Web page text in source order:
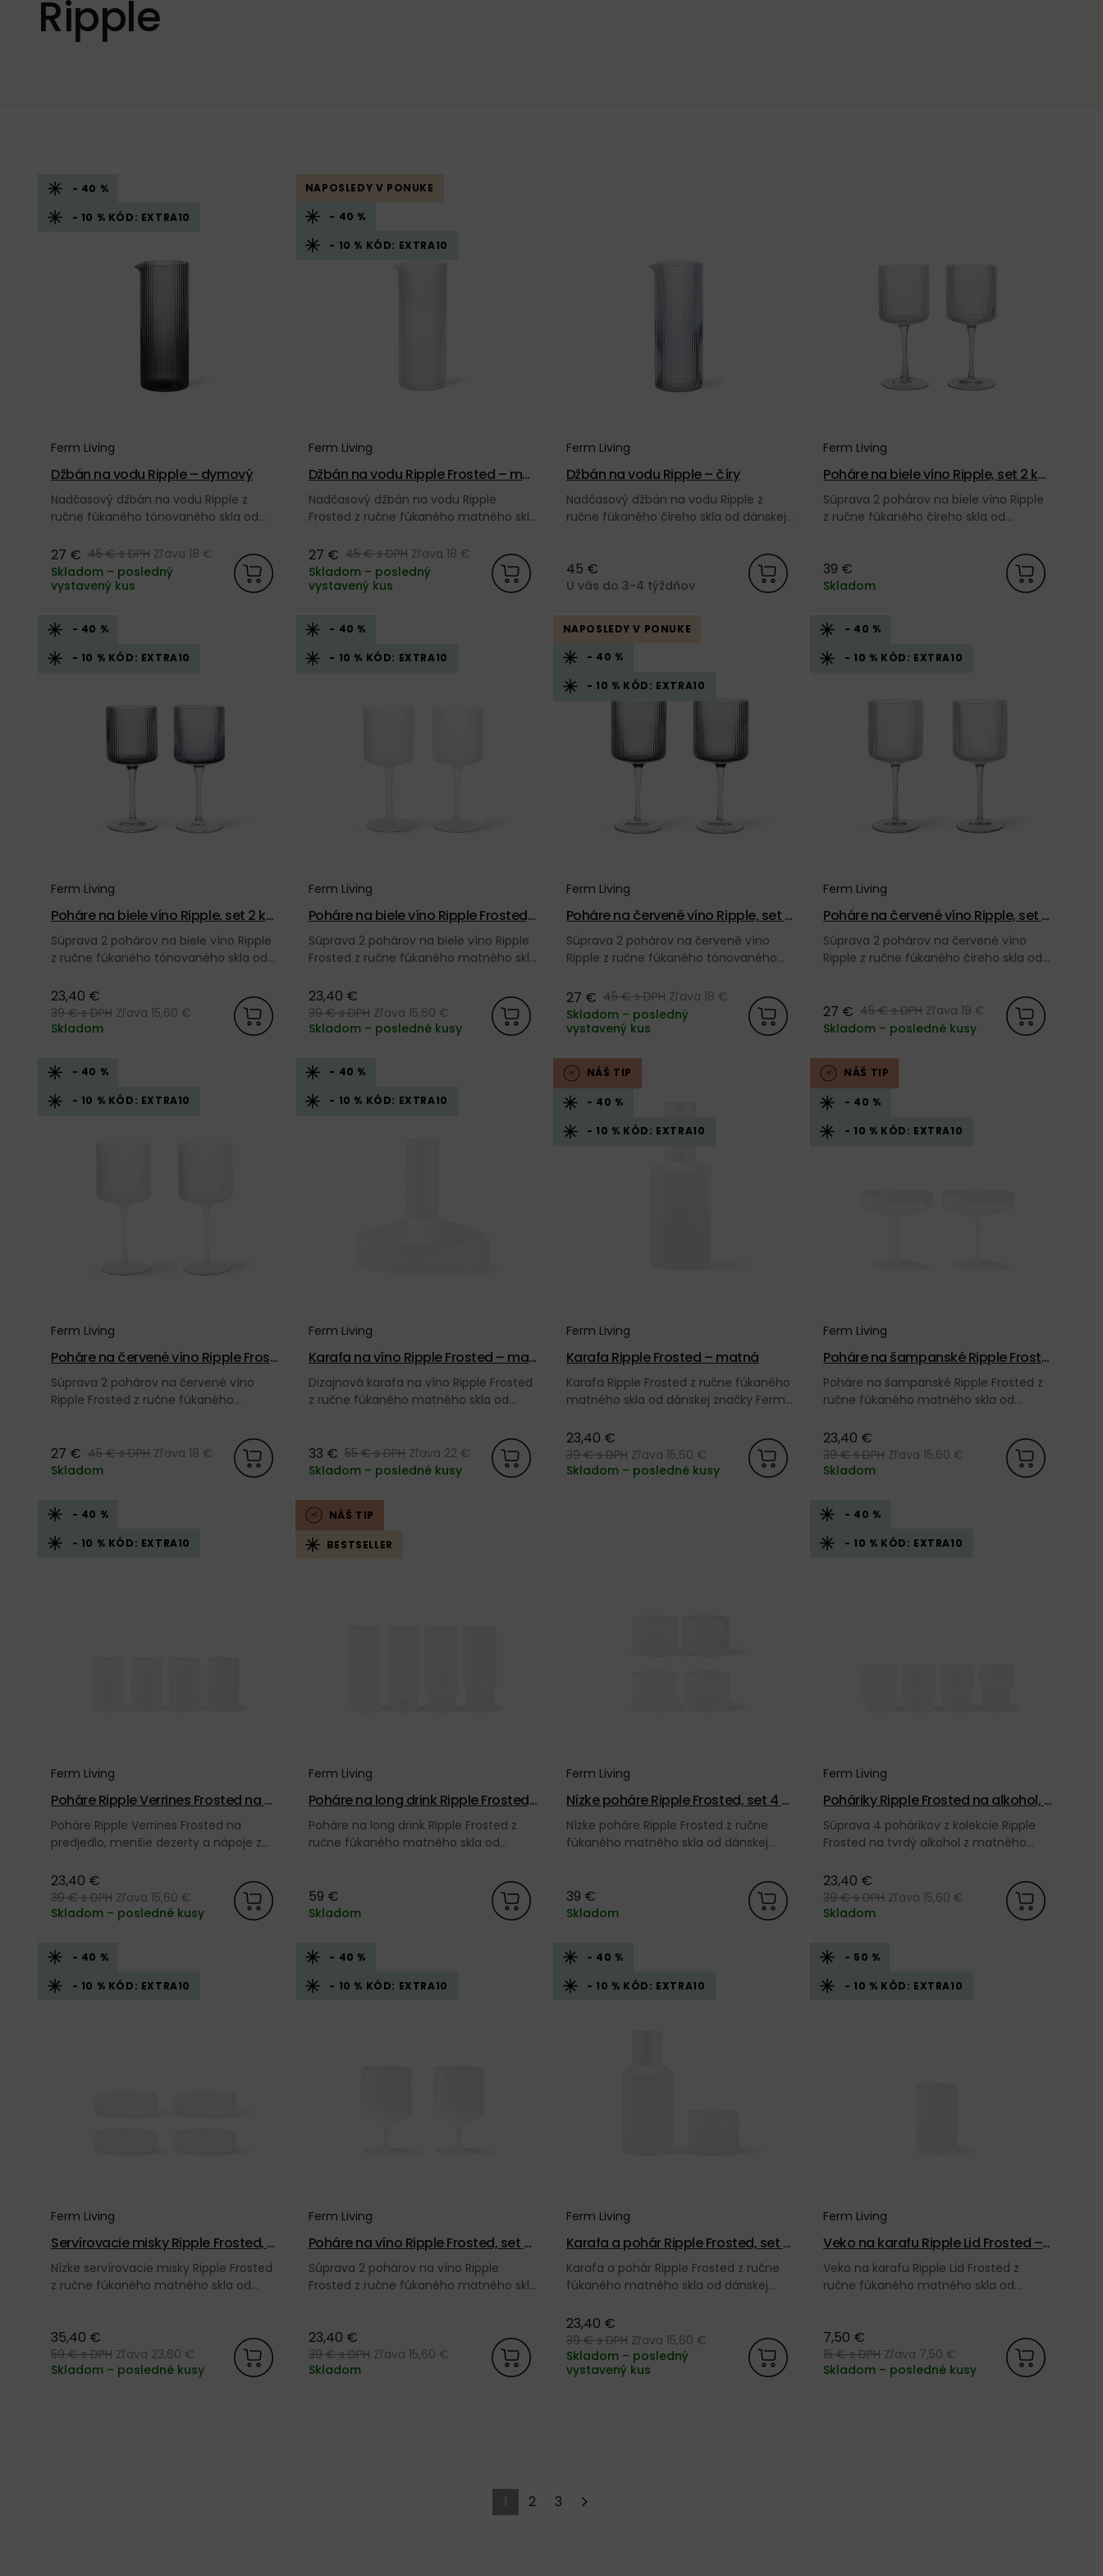
Ripple
- 40 %
- 10 % KÓD: EXTRA10
Ferm Living
Džbán na vodu Ripple – dymový
Nadčasový džbán na vodu Ripple z
ručne fúkaného tónovaného skla od
27 € 45 €s DPH Zľava 18 €
Skladom – posledný
vystavený kus
NAPOSLEDY V PONUKE
- 40 %
- 10 % KÓD: EXTRA10
Ferm Living
Džbán na vodu Ripple Frosted – mat
ný
Nadčasový džbán na vodu Ripple
Frosted z ručne fúkaného matného skla
27 € 45 €s DPH Zľava 18 €
Skladom – posledný
vystavený kus
Ferm Living
Džbán na vodu Ripple – číry
Nadčasový džbán na vodu Ripple z
ručne fúkaného číreho skla od dánskej
45 €
U vás do 3-4 týždňov
Ferm Living
Poháre na biele víno Ripple, set 2 ks
– číre
Súprava 2 pohárov na biele víno Ripple
z ručne fúkaného číreho skla od
39 €
Skladom
- 40 %
- 10 % KÓD: EXTRA10
Ferm Living
Poháre na biele víno Ripple, set 2 ks
– dymové
Súprava 2 pohárov na biele víno Ripple
z ručne fúkaného tónovaného skla od
23,40 €
39 €s DPH Zľava 15,60 €
Skladom
- 40 %
- 10 % KÓD: EXTRA10
Ferm Living
Poháre na biele víno Ripple Frosted,
set 2 ks – matné
Súprava 2 pohárov na biele víno Ripple
Frosted z ručne fúkaného matného skla
23,40 €
39 €s DPH Zľava 15,60 €
Skladom – posledné kusy
NAPOSLEDY V PONUKE
- 40 %
- 10 % KÓD: EXTRA10
Ferm Living
Poháre na červené víno Ripple, set 2
ks – dymové
Súprava 2 pohárov na červené víno
Ripple z ručne fúkaného tónovaného
27 € 45 €s DPH Zľava 18 €
Skladom – posledný
vystavený kus
- 40 %
- 10 % KÓD: EXTRA10
Ferm Living
Poháre na červené víno Ripple, set 2
ks – číre
Súprava 2 pohárov na červené víno
Ripple z ručne fúkaného číreho skla od
27 € 45 €s DPH Zľava 18 €
Skladom – posledné kusy
- 40 %
- 10 % KÓD: EXTRA10
Ferm Living
Poháre na červené víno Ripple Frost
ed, set 2 ks – matné
Súprava 2 pohárov na červené víno
Ripple Frosted z ručne fúkaného
27 € 45 €s DPH Zľava 18 €
Skladom
- 40 %
- 10 % KÓD: EXTRA10
Ferm Living
Karafa na víno Ripple Frosted – mat
ná
Dizajnová karafa na víno Ripple Frosted
z ručne fúkaného matného skla od
33 € 55 €s DPH Zľava 22 €
Skladom – posledné kusy
NÁŠ TIP
- 40 %
- 10 % KÓD: EXTRA10
Ferm Living
Karafa Ripple Frosted – matná
Karafa Ripple Frosted z ručne fúkaného
matného skla od dánskej značky Ferm
23,40 €
39 €s DPH Zľava 15,60 €
Skladom – posledné kusy
NÁŠ TIP
- 40 %
- 10 % KÓD: EXTRA10
Ferm Living
Poháre na šampanské Ripple Froste
d, set 2 ks – matné
Poháre na šampanské Ripple Frosted z
ručne fúkaného matného skla od
23,40 €
39 €s DPH Zľava 15,60 €
Skladom
- 40 %
- 10 % KÓD: EXTRA10
Ferm Living
Poháre Ripple Verrines Frosted na d
ezerty a nápoje, set 4 ks – matné
Poháre Ripple Verrines Frosted na
predjedlo, menšie dezerty a nápoje z
dánskej značky Ferm Living.
23,40 €
39 €s DPH Zľava 15,60 €
Skladom – posledné kusy
NÁŠ TIP
BESTSELLER
Ferm Living
Poháre na long drink Ripple Frosted,
set 4 ks – matné
Poháre na long drink Ripple Frosted z
ručne fúkaného matného skla od
59 €
Skladom
Ferm Living
Nízke poháre Ripple Frosted, set 4 k
s – matné
Nízke poháre Ripple Frosted z ručne
fúkaného matného skla od dánskej
39 €
Skladom
- 40 %
- 10 % KÓD: EXTRA10
Ferm Living
Poháriky Ripple Frosted na alkohol, s
et 4 ks – matné
Súprava 4 pohárikov z kolekcie Ripple
Frosted na tvrdý alkohol z matného
Ferm Living.
23,40 €
39 €s DPH Zľava 15,60 €
Skladom
- 40 %
- 10 % KÓD: EXTRA10
Ferm Living
Servírovacie misky Ripple Frosted, s
et 4 ks – matné
Nízke servírovacie misky Ripple Frosted
z ručne fúkaného matného skla od
35,40 €
59 €s DPH Zľava 23,60 €
Skladom – posledné kusy
- 40 %
- 10 % KÓD: EXTRA10
Ferm Living
Poháre na víno Ripple Frosted, set 2
ks – matné
Súprava 2 pohárov na víno Ripple
Frosted z ručne fúkaného matného skla
23,40 €
39 €s DPH Zľava 15,60 €
Skladom
- 40 %
- 10 % KÓD: EXTRA10
Ferm Living
Karafa a pohár Ripple Frosted, set –
matný
Karafa a pohár Ripple Frosted z ručne
fúkaného matného skla od dánskej
23,40 €
39 €s DPH Zľava 15,60 €
Skladom – posledný
vystavený kus
- 50 %
- 10 % KÓD: EXTRA10
Ferm Living
Veko na karafu Ripple Lid Frosted –
matné
Veko na karafu Ripple Lid Frosted z
ručne fúkaného matného skla od
7,50 €
15 €s DPH Zľava 7,50 €
Skladom – posledné kusy
1 2 3